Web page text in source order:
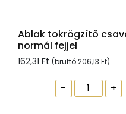
Ablak tokrögzítõ
normál fejjel
162,31 Ft (bruttó206,13 Ft)
-
Ablak
tokrögzítõ
+